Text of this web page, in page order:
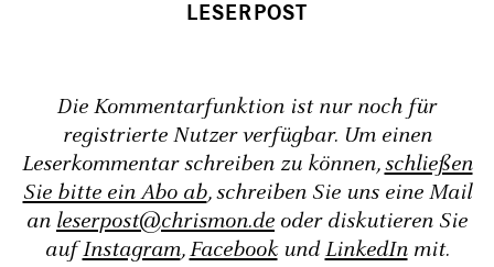
Die Kommentarfunktion ist nur noch für
registrierte Nutzer verfügbar. Um einen
Leserkommentar schreiben zu können,schließen
Sie bitte ein Abo ab, schreiben Sie uns eine Mail
anleserpost@chrismon.de oder diskutieren Sie
aufInstagram,FacebookundLinkedInmit.